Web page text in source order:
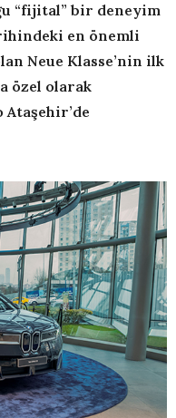
“fijital” bir deneyim
en önemli
Neue Klasse’nin ilk
özel olarak